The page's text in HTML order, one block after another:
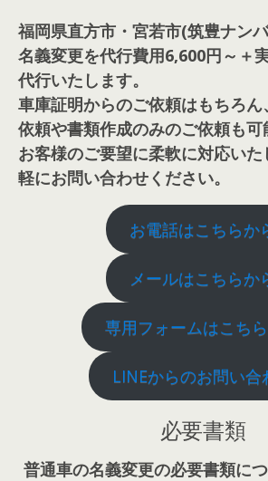
福岡県直方市・宮若市(筑豊ナン
名義変更を代行費用6,600円～＋
代行いたします。
車庫証明からのご依頼はもちろ
依頼や書類作成のみのご依頼も可
お客様のご要望に柔軟に対応い
軽にお問い合わせください。
お電話はこちらか
メールはこちらか
専用フォームはこち
LINEからのお問い合
必要書類
普通車の名義変更の必要書類に